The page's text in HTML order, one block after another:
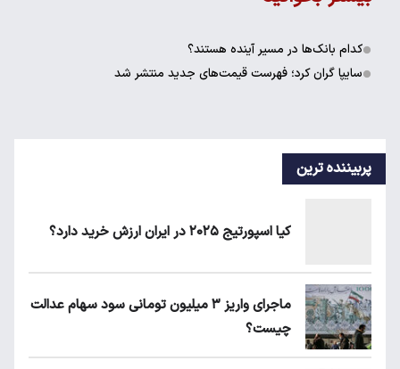
کدام بانک‌ها در مسیر آینده هستند؟
سایپا گران کرد؛ فهرست قیمت‌های جدید منتشر شد
پربیننده ترین
کیا اسپورتیج ۲۰۲۵ در ایران ارزش خرید دارد؟
ماجرای واریز ۳ میلیون تومانی سود سهام عدالت
چیست؟